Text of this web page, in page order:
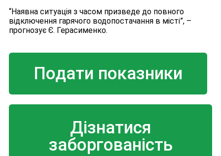
“Наявна ситуація з часом призведе до повного
відключення гарячого водопостачання в місті”, –
прогнозує Є. Герасименко.
Подати показники
Дізнатися
заборгованість